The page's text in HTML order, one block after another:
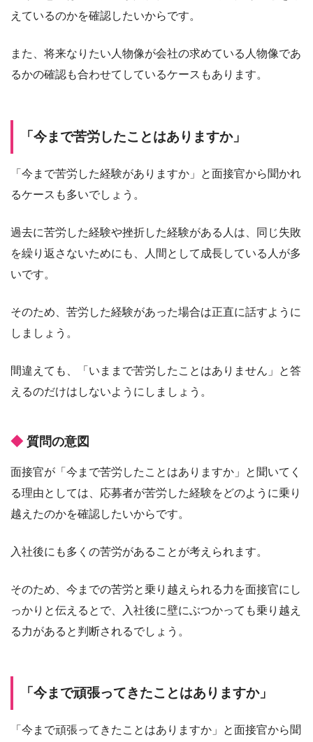
えているのかを確認したいからです。
また、将来なりたい人物像が会社の求めている人物像であ
るかの確認も合わせてしているケースもあります。
「今まで苦労したことはありますか」
「今まで苦労した経験がありますか」と面接官から聞かれ
るケースも多いでしょう。
過去に苦労した経験や挫折した経験がある人は、同じ失敗
を繰り返さないためにも、人間として成長している人が多
いです。
そのため、苦労した経験があった場合は正直に話すように
しましょう。
間違えても、「いままで苦労したことはありません」と答
えるのだけはしないようにしましょう。
質問の意図
面接官が「今まで苦労したことはありますか」と聞いてく
る理由としては、応募者が苦労した経験をどのように乗り
越えたのかを確認したいからです。
入社後にも多くの苦労があることが考えられます。
そのため、今までの苦労と乗り越えられる力を面接官にし
っかりと伝えるとで、入社後に壁にぶつかっても乗り越え
る力があると判断されるでしょう。
「今まで頑張ってきたことはありますか」
「今まで頑張ってきたことはありますか」と面接官から聞